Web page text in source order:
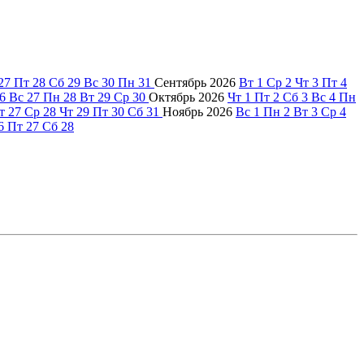
Пт 28 Сб 29 Вс 30 Пн 31 Сентябрь 2026 Вт 1 Ср 2 Чт 3 Пт 4
Вс 27 Пн 28 Вт 29 Ср 30 Октябрь 2026 Чт 1 Пт 2 Сб 3 Вс 4 Пн
27 Ср 28 Чт 29 Пт 30 Сб 31 Ноябрь 2026 Вс 1 Пн 2 Вт 3 Ср 4
Пт 27 Сб 28